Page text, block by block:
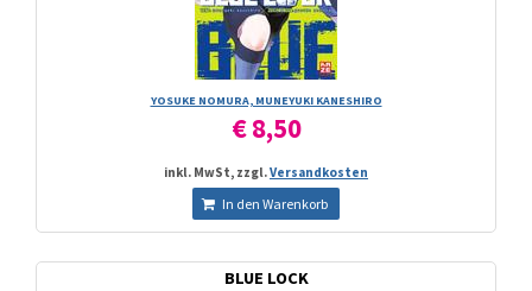
YOSUKE NOMURA, MUNEYUKI KANESHIRO
€ 8,50
inkl. MwSt, zzgl.Versandkosten
In den Warenkorb
BLUE LOCK